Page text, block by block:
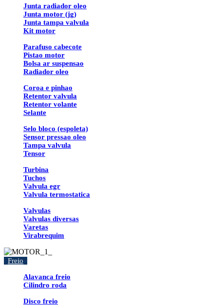
Junta radiador oleo
Junta motor (jg)
Junta tampa valvula
Kit motor
Parafuso cabecote
Pistao motor
Bolsa ar suspensao
Radiador oleo
Coroa e pinhao
Retentor valvula
Retentor volante
Selante
Selo bloco (espoleta)
Sensor pressao oleo
Tampa valvula
Tensor
Turbina
Tuchos
Valvula egr
Valvula termostatica
Valvulas
Valvulas diversas
Varetas
Virabrequim
Freio
Alavanca freio
Cilindro roda
Disco freio